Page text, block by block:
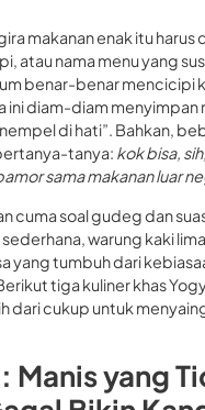
makanan enak itu
atau nama menu yang
benar-benar mencicipi
ini diam-diam menyimpan
di hati”. Bahkan,
tanya: kok bisa,
sama makanan luar
cuma soal gudeg dan
warung kaki
yang tumbuh dari
tiga kuliner khas
dari cukup untuk
Manis yang